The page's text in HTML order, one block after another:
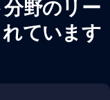
野のリー
ています